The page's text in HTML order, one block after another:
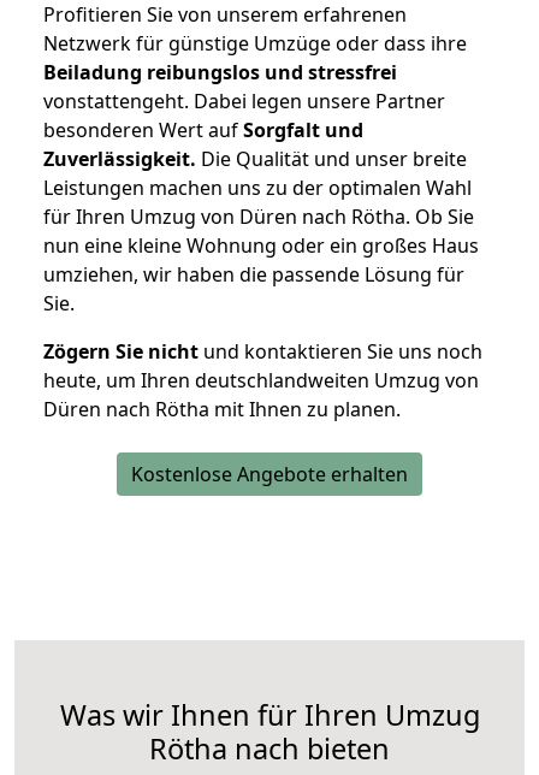
Profitieren Sie von unserem erfahrenen
Netzwerk für günstige Umzüge oder dass ihre
Beiladung reibungslos und stressfrei
vonstattengeht. Dabei legen unsere Partner
besonderen Wert aufSorgfalt und
Zuverlässigkeit. Die Qualität und unser breite
Leistungen machen uns zu der optimalen Wahl
für Ihren Umzug von Düren nach Rötha. Ob Sie
nun eine kleine Wohnung oder ein großes Haus
umziehen, wir haben die passende Lösung für
Sie.
Zögern Sie nicht und kontaktieren Sie uns noch
heute, um Ihren deutschlandweiten Umzug von
Düren nach Rötha mit Ihnen zu planen.
Kostenlose Angebote erhalten
Was wir Ihnen für Ihren Umzug
Rötha nach bieten